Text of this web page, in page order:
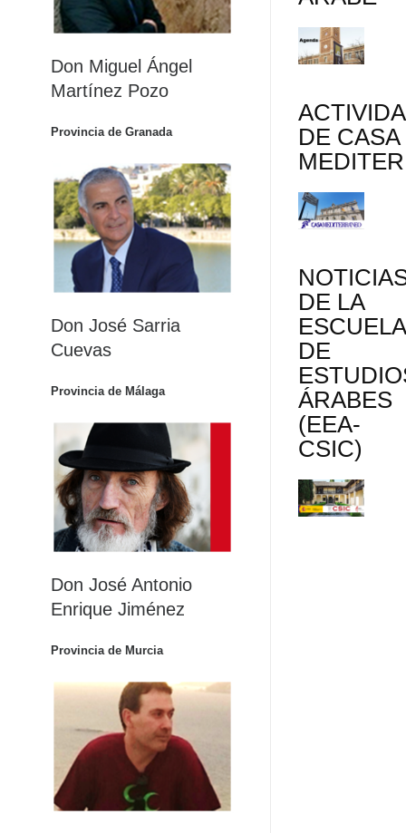
Don Miguel Ángel
Martínez Pozo
Provincia de Granada
Don José Sarria
Cuevas
Provincia de Málaga
Don José Antonio
Enrique Jiménez
Provincia de Murcia
DE CASA
DE LA
ESCUELA
DE
ÁRABES
(EEA-
CSIC)